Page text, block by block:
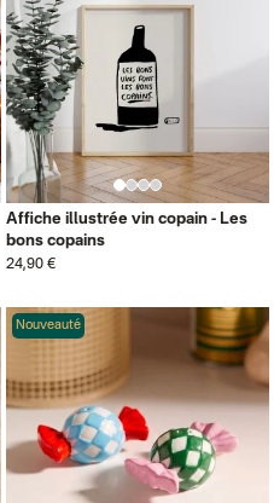
Affiche illustrée vin copain - Les
bons copains
24,90 €
Nouveauté